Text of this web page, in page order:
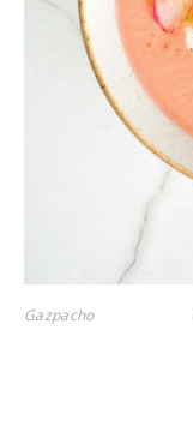
Gazpacho